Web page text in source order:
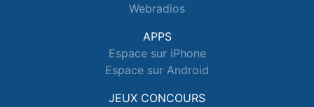
Webradios
APPS
Espace sur iPhone
Espace sur Android
JEUX CONCOURS